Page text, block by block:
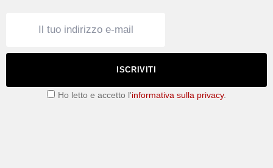
ISCRIVITI
Ho letto e accetto l'informativa sulla privacy.